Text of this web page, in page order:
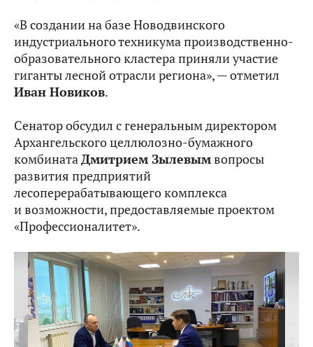
«В создании на базе Новодвинского
индустриального техникума производственно-
образовательного кластера приняли участие
гиганты лесной отрасли региона», — отметил
Иван Новиков.
Сенатор обсудил с генеральным директором
Архангельского целлюлозно-бумажного
комбинатаДмитрием Зылевымвопросы
развития предприятий
лесоперерабатывающего комплекса
и возможности, предоставляемые проектом
«Профессионалитет».